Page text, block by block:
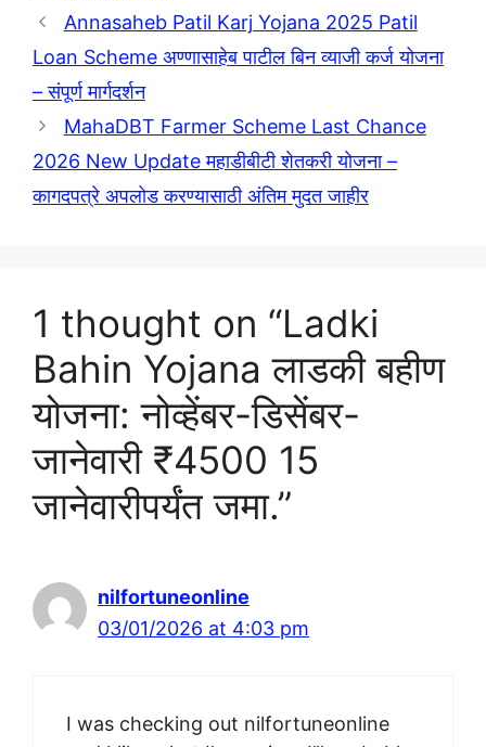
Annasaheb Patil Karj Yojana 2025 Patil
Loan Scheme अण्णासाहेब पाटील बिन व्याजी कर्ज योजना
– संपूर्ण मार्गदर्शन
MahaDBT Farmer Scheme Last Chance
2026 New Update महाडीबीटी शेतकरी योजना –
कागदपत्रे अपलोड करण्यासाठी अंतिम मुदत जाहीर
1 thought on “Ladki
Bahin Yojana लाडकी बहीण
योजना: नोव्हेंबर-डिसेंबर-
जानेवारी ₹4500 15
जानेवारीपर्यंत जमा.”
nilfortuneonline
03/01/2026 at 4:03 pm
I was checking out nilfortuneonline